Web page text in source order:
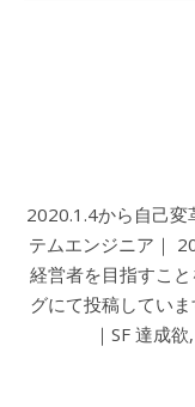
2020.1.4から自己変
テムエンジニア｜
経営者を目指すこ
グにて投稿してい
｜SF 達成